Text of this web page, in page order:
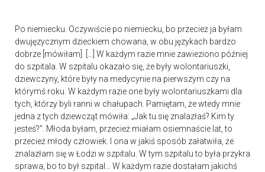
Po niemiecku. Oczywiście po niemiecku, bo przecież ja byłam
dwujęzycznym dzieckiem chowana, w obu językach bardzo
dobrze [mówiłam]. […] W każdym razie mnie zawieziono później
do szpitala. W szpitalu okazało się, że były wolontariuszki,
dziewczyny, które były na medycynie na pierwszym czy na
którymś roku. W każdym razie one były wolontariuszkami dla
tych, którzy byli ranni w chałupach. Pamiętam, że wtedy mnie
jedna z tych dziewcząt mówiła: „Jak tu się znalazłaś? Kim ty
jesteś?”. Młoda byłam, przecież miałam osiemnaście lat, to
przecież młody człowiek. I ona w jakiś sposób załatwiła, że
znalazłam się w Łodzi w szpitalu. W tym szpitalu to była przykra
sprawa, bo to był szpital… W każdym razie dostałam jakichś